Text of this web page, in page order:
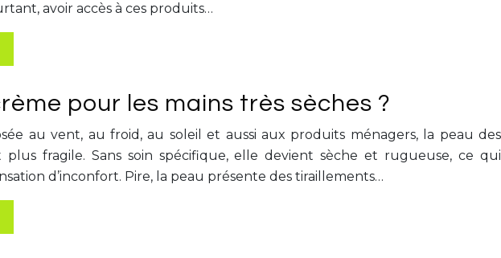
avoir accès à ces produits…
pour les mains très sèches ?
au vent, au froid, au soleil et aussi aux produits ménagers, la peau des
plus fragile. Sans soin spécifique, elle devient sèche et rugueuse, ce qui
d’inconfort. Pire, la peau présente des tiraillements…